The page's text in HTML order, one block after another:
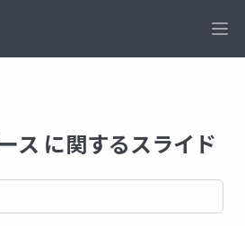
ス に関するスライド